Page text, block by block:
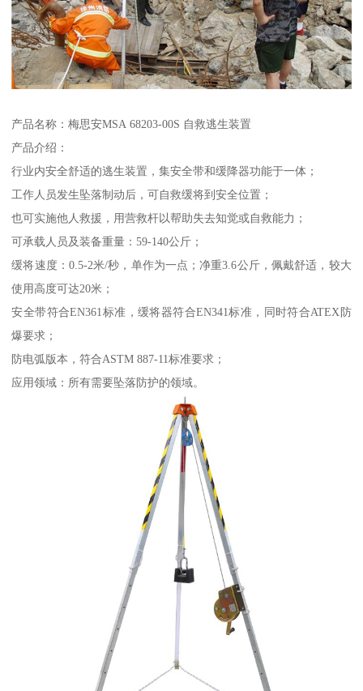
产品名称：梅思安MSA 68203-00S 自救逃生装置
产品介绍：
行业内安全舒适的逃生装置，集安全带和缓降器功能于一体；
工作人员发生坠落制动后，可自救缓将到安全位置；
也可实施他人救援，用营救杆以帮助失去知觉或自救能力；
可承载人员及装备重量：59-140公斤；
缓将速度：0.5-2米/秒，单作为一点；净重3.6公斤，佩戴舒适，较大
使用高度可达20米；
安全带符合EN361标准，缓将器符合EN341标准，同时符合ATEX防
爆要求；
防电弧版本，符合ASTM 887-11标准要求；
应用领域：所有需要坠落防护的领域。